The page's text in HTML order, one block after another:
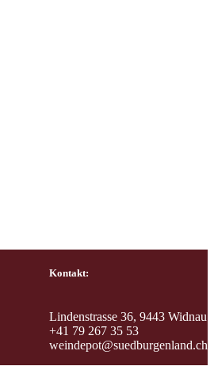
Kontakt:
Lindenstrasse 36, 9443 Widnau
+41 79 267 35 53
weindepot@suedburgenland.ch